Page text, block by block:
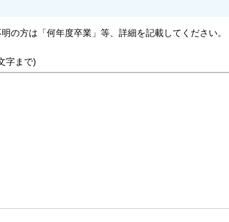
明の方は「何年度卒業」等、詳細を記載してください。
字まで)